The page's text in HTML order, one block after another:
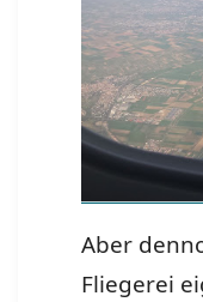
Aber
Fliegerei